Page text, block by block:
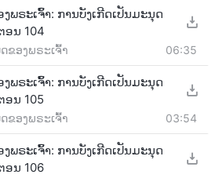
ພຣະເຈົ້າ: ການບັງເກີດເປັນມະນຸດ
ອນ 104
ຂອງພຣະເຈົ້າ 06:35
ພຣະເຈົ້າ: ການບັງເກີດເປັນມະນຸດ
ອນ 105
ຂອງພຣະເຈົ້າ 03:54
ພຣະເຈົ້າ: ການບັງເກີດເປັນມະນຸດ
ອນ 106